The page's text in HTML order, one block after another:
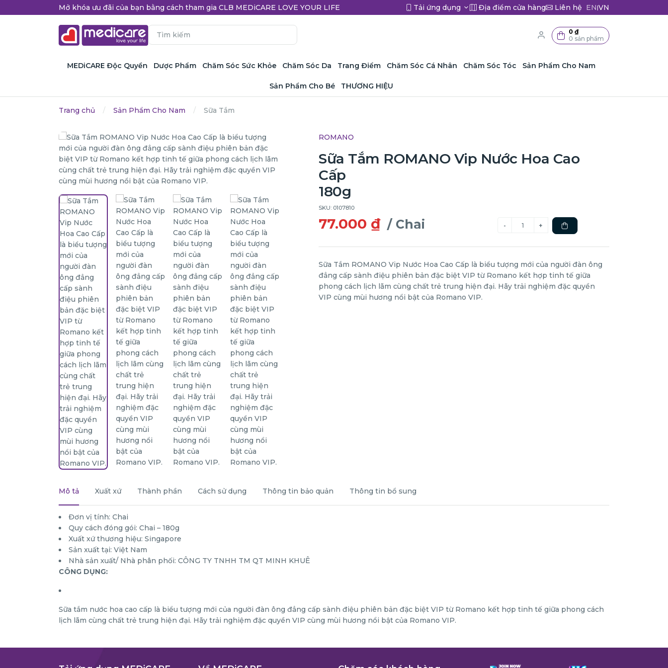
Mở khóa ưu đãi của bạn bằng cách tham gia CLB MEDiCARE LOVE YOUR LIFE Tải ứng dụng Địa điểm cửa hàng Liên hệ EN|VN
0 ₫
0 sản phẩm
MEDiCARE Độc Quyền Dược Phẩm Chăm Sóc Sức Khỏe Chăm Sóc Da Trang Điểm Chăm Sóc Cá Nhân Chăm Sóc Tóc Sản Phẩm Cho Nam
Sản Phẩm Cho Bé THƯƠNG HIỆU
Trang chủ Sản Phẩm Cho Nam Sữa Tắm
ROMANO
Sữa Tắm ROMANO Vip Nước Hoa Cao
Cấp
180g
SKU: 0107810
77.000 ₫ / Chai
Sữa Tắm ROMANO Vip Nước Hoa Cao Cấp là biểu tượng mới của người đàn ông
đẳng cấp sành điệu phiên bản đặc biệt VIP từ Romano kết hợp tinh tế giữa
phong cách lịch lãm cùng chất trẻ trung hiện đại. Hãy trải nghiệm đặc quyền
VIP cùng mùi hương nổi bật của Romano VIP.
Mô tả Xuất xứ Thành phần Cách sử dụng Thông tin bảo quản Thông tin bổ sung
Đơn vị tính: Chai
Quy cách đóng gói: Chai – 180g
Xuất xứ thương hiệu: Singapore
Sản xuất tại: Việt Nam
Nhà sản xuất/ Nhà phân phối: CÔNG TY TNHH TM QT MINH KHUÊ
CÔNG DỤNG:
Sữa tắm nước hoa cao cấp là biểu tượng mới của người đàn ông đẳng cấp sành điệu phiên bản đặc biệt VIP từ Romano kết hợp tinh tế giữa phong cách
lịch lãm cùng chất trẻ trung hiện đại. Hãy trải nghiệm đặc quyền VIP cùng mùi hương nổi bật của Romano VIP.